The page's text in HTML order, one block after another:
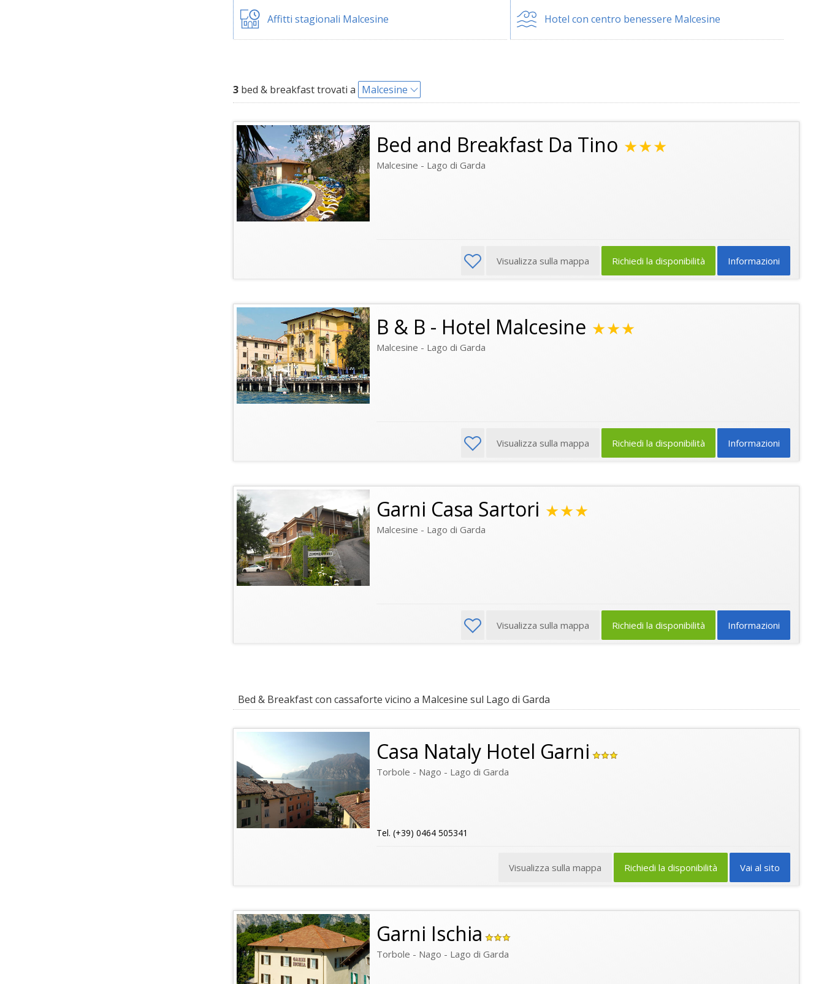
Affitti stagionali Malcesine Hotel con centro benessere Malcesine
3 bed & breakfast trovati a Malcesine
Bed and Breakfast Da Tino ★★★
Malcesine - Lago di Garda
Informazioni
Richiedi la disponibilità
Visualizza sulla mappa
B & B - Hotel Malcesine ★★★
Malcesine - Lago di Garda
Informazioni
Richiedi la disponibilità
Visualizza sulla mappa
Garni Casa Sartori ★★★
Malcesine - Lago di Garda
Informazioni
Richiedi la disponibilità
Visualizza sulla mappa
Bed & Breakfast con cassaforte vicino a Malcesine sul Lago di Garda
Casa Nataly Hotel Garni
Torbole - Nago - Lago di Garda
Tel. (+39) 0464 505341
Vai al sito
Richiedi la disponibilità
Visualizza sulla mappa
Garni Ischia
Torbole - Nago - Lago di Garda